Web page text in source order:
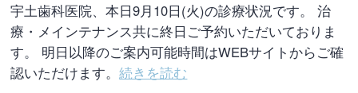
宇土歯科医院、本日9月10日(火)の診療状況です。 治
療・メインテナンス共に終日ご予約いただいておりま
す。 明日以降のご案内可能時間はWEBサイトからご確
認いただけます。続きを読む